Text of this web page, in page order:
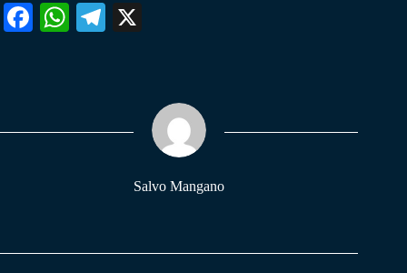
Fa W
pp
Te
m
Salvo Mangano